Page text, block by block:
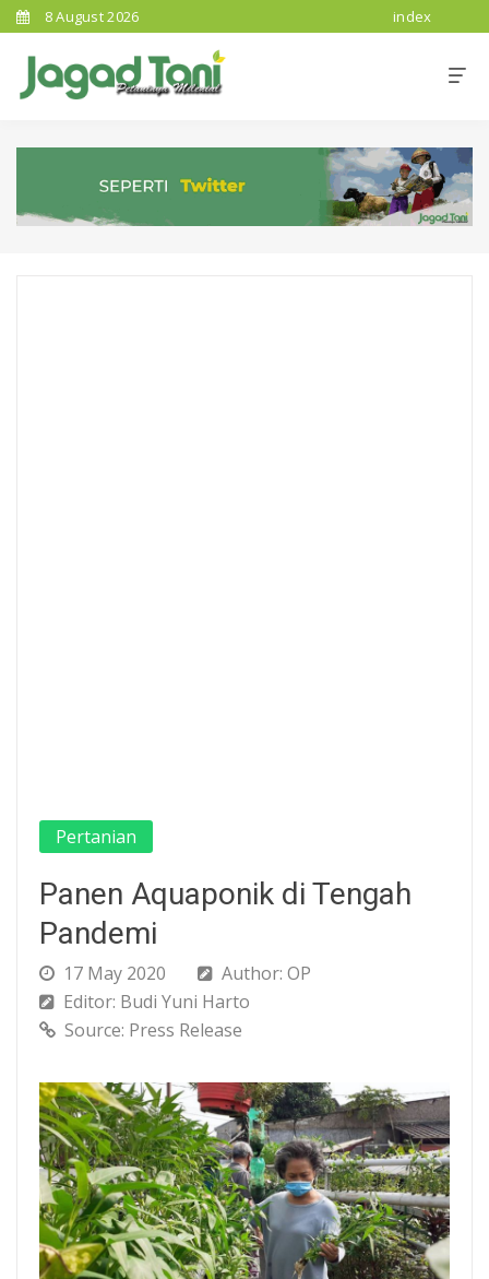
8 August 2026 index
Pertanian
Panen Aquaponik di Tengah
Pandemi
17 May 2020
Author: OP
Editor: Budi Yuni Harto
Source: Press Release